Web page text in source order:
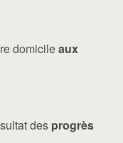
domicileaux
des progrès